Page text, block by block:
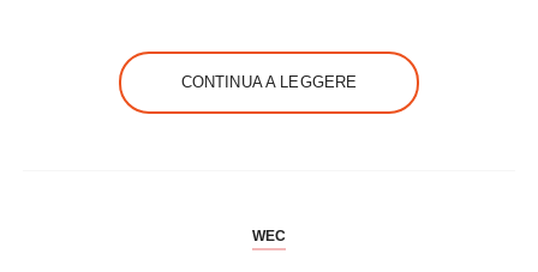
CONTINUA A LEGGERE
WEC